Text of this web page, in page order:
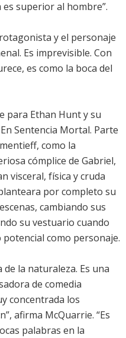
superior al hombre”.
y el personaje
Es imprevisible. Con
es como la boca del
para Ethan Hunt y su
Sentencia Mortal. Parte
como la
cómplice de Gabriel,
visceral, física y cruda
por completo su
cambiando sus
su vestuario cuando
como personaje.
la naturaleza. Es una
de comedia
concentrada los
afirma McQuarrie. “Es
palabras en la